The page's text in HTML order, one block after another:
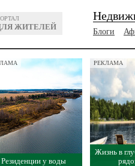
ЖИТЕЛЕЙ
Блоги
Резиденции у воды
РЕКЛАМА
Жизнь в